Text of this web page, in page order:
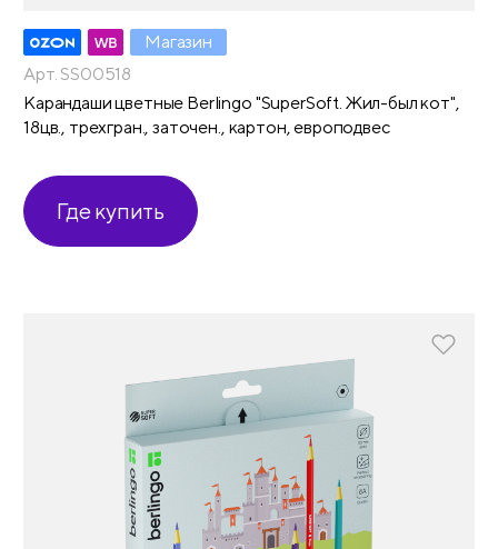
Магазин
Арт. SS00518
Карандаши цветные Berlingo "SuperSoft. Жил-был кот",
18цв., трехгран., заточен., картон, европодвес
Где купить